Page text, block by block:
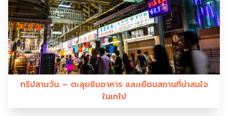
ทริปสามวัน – ตะลุยชิมอาหาร และเยือนสถานที่น่าสนใจ
ในเทไป